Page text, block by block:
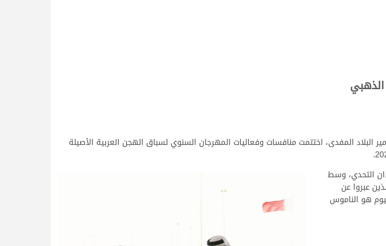
المفدى، اختتمت منافسات وفعاليات المهرجان السنوي لسباق الهجن العربية الأصيلة
التحدي، وسط
عبروا عن
هو الناموس